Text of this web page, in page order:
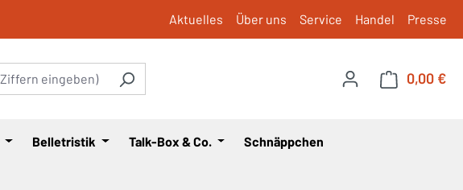
Aktuelles Über uns Service Handel Presse
0,00 €
Belletristik Talk-Box & Co. Schnäppchen